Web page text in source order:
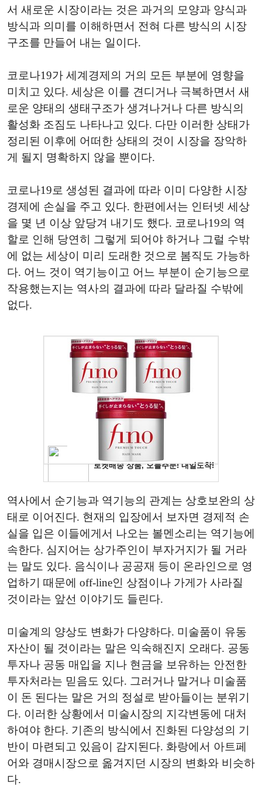
서 새로운 시장이라는 것은 과거의 모양과 양식과
방식과 의미를 이해하면서 전혀 다른 방식의 시장
구조를 만들어 내는 일이다.
코로나19가 세계경제의 거의 모든 부분에 영향을
미치고 있다. 세상은 이를 견디거나 극복하면서 새
로운 양태의 생태구조가 생겨나거나 다른 방식의
활성화 조짐도 나타나고 있다. 다만 이러한 상태가
정리된 이후에 어떠한 상태의 것이 시장을 장악하
게 될지 명확하지 않을 뿐이다.
코로나19로 생성된 결과에 따라 이미 다양한 시장
경제에 손실을 주고 있다. 한편에서는 인터넷 세상
을 몇 년 이상 앞당겨 내기도 했다. 코로나19의 역
할로 인해 당연히 그렇게 되어야 하거나 그럴 수밖
에 없는 세상이 미리 도래한 것으로 봄직도 가능하
다. 어느 것이 역기능이고 어느 부분이 순기능으로
작용했는지는 역사의 결과에 따라 달라질 수밖에
없다.
역사에서 순기능과 역기능의 관계는 상호보완의 상
태로 이어진다. 현재의 입장에서 보자면 경제적 손
실을 입은 이들에게서 나오는 볼멘소리는 역기능에
속한다. 심지어는 상가주인이 부자거지가 될 거라
는 말도 있다. 음식이나 공공재 등이 온라인으로 영
업하기 때문에 off-line인 상점이나 가게가 사라질
것이라는 앞선 이야기도 들린다.
미술계의 양상도 변화가 다양하다. 미술품이 유동
자산이 될 것이라는 말은 익숙해진지 오래다. 공동
투자나 공동 매입을 지나 현금을 보유하는 안전한
투자처라는 믿음도 있다. 그러거나 말거나 미술품
이 돈 된다는 말은 거의 정설로 받아들이는 분위기
다. 이러한 상황에서 미술시장의 지각변동에 대처
하여야 한다. 기존의 방식에서 진화된 다양성의 기
반이 마련되고 있음이 감지된다. 화랑에서 아트페
어와 경매시장으로 옮겨지던 시장의 변화와 비슷하
다.